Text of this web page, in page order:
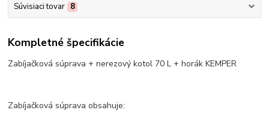
Súvisiaci tovar 8
Kompletné špecifikácie
Zabíjačková súprava + nerezový kotol 70 L + horák KEMPER
Zabíjačková súprava obsahuje: